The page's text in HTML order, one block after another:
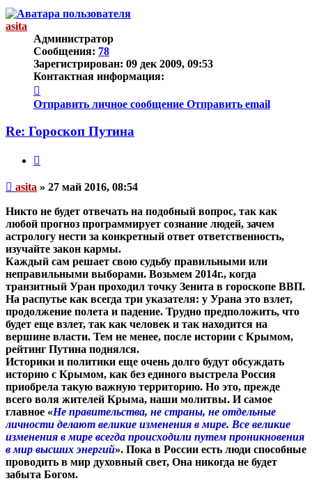
началу
asita
Администратор
Сообщения: 78
Зарегистрирован: 09 дек 2009, 09:53
Контактная информация:
информация
пользователя
Отправить личное сообщение Отправить email
Re: Гороскоп Путина
Непрочитанное
asita » 27 май 2016, 08:54
Никто не будет отвечать на подобный вопрос, так как
любой прогноз программирует сознание людей, зачем
астрологу нести за конкретный ответ ответственность,
изучайте закон кармы.
Каждый сам решает свою судьбу правильными или
неправильными выборами. Возьмем 2014г., когда
транзитный Уран проходил точку Зенита в гороскопе ВВП.
На распутье как всегда три указателя: у Урана это взлет,
продолжение полета и падение. Трудно предположить, что
будет еще взлет, так как человек и так находится на
вершине власти. Тем не менее, после истории с Крымом,
рейтинг Путина поднялся.
Историки и политики еще очень долго будут обсуждать
историю с Крымом, как без единого выстрела Россия
приобрела такую важную территорию. Но это, прежде
всего воля жителей Крыма, наши молитвы. И самое
главное «Не правительства, не страны, не отдельные
личности делают великие изменения в мире. Все великие
изменения в мире всегда происходили путем проникновения
в мир высших энергий». Пока в России есть люди способные
проводить в мир духовный свет, Она никогда не будет
забыта Богом.